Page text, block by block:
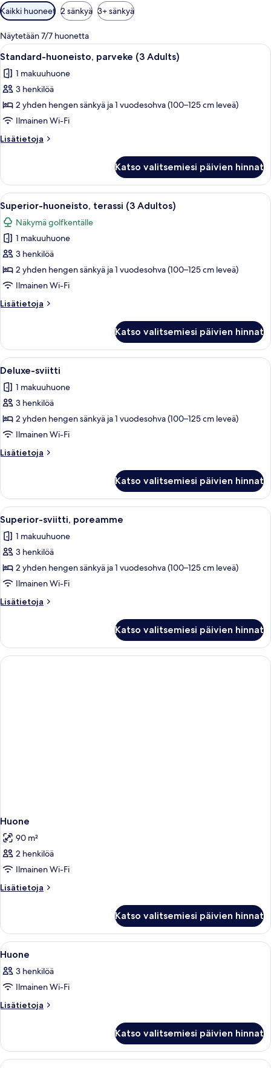
Huoneille
saatavilla
olevia
suodattimia
Kaikki huoneet 2 sänkyä 3+ sänkyä
Näytetään 7/7 huonetta
Avaa
kaikki
huonetyypin
Standard-
huoneisto,
parveke
(3
Adults)
Hotellihuoneessa on sänky,
9
Standard-huoneisto, parveke (3 Adults)
1 makuuhuone
3 henkilöä
2 yhden hengen sänkyä ja 1 vuodesohva (100–125 cm leveä)
Ilmainen Wi-Fi
Lisätietoja
Lisätietoja
parveke
(3
Adults)
Katso valitsemiesi päivien hinnat
Avaa
kaikki
huonetyypin
Superior-
huoneisto,
terassi
(3
kuvat
Hotellihuone, jossa on suuri sänky,
6
Superior-huoneisto, terassi (3 Adultos)
Näkymä golfkentälle
1 makuuhuone
3 henkilöä
2 yhden hengen sänkyä ja 1 vuodesohva (100–125 cm leveä)
Ilmainen Wi-Fi
Lisätietoja
Lisätietoja
terassi
(3
Adultos)
Katso valitsemiesi päivien hinnat
Avaa
kaikki
huonetyypin
Deluxe-
sviitti
kuvat
Makuuhuone, jossa on sänky,
1
Deluxe-sviitti
1 makuuhuone
3 henkilöä
2 yhden hengen sänkyä ja 1 vuodesohva (100–125 cm leveä)
Ilmainen Wi-Fi
Lisätietoja
Lisätietoja
Katso valitsemiesi päivien hinnat
Avaa
kaikki
huonetyypin
Superior-
sviitti,
poreamme
kuvat
Ulkoilmassa sijaitseva poreallas,
1
Superior-sviitti, poreamme
1 makuuhuone
3 henkilöä
2 yhden hengen sänkyä ja 1 vuodesohva (100–125 cm leveä)
Ilmainen Wi-Fi
Lisätietoja
Lisätietoja
poreamme
Katso valitsemiesi päivien hinnat
Huone
90 m²
2 henkilöä
Ilmainen Wi-Fi
Lisätietoja
Lisätietoja
Katso valitsemiesi päivien hinnat
Avaa
kaikki
huonetyypin
Huone
kuvat
1 makuuhuone, tallelokero
14
Huone
3 henkilöä
Ilmainen Wi-Fi
Lisätietoja
Lisätietoja
Katso valitsemiesi päivien hinnat
1 makuuhuone, tallelokero